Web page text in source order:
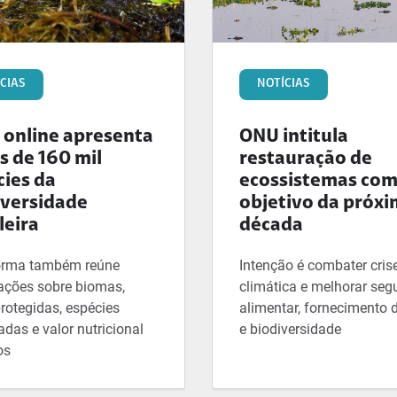
online apresenta
de 160 mil
da
também reúne
sobre biomas,
espécies
e valor nutricional
NOTÍCIAS
ONU intitula
restauração de
ecossistemas
objetivo da
década
Intenção é combater
climática e melhorar
alimentar, fornecimento
e biodiversidade